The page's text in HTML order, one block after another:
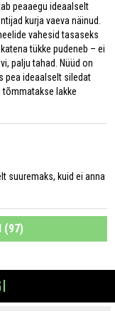
peaaegu ideaalselt
kurja vaeva näinud.
vahesid tasaseks
tükke pudeneb – ei
palju tahad. Nüüd on
pea ideaalselt siledat
lakke
suuremaks, kuid ei anna
(97)